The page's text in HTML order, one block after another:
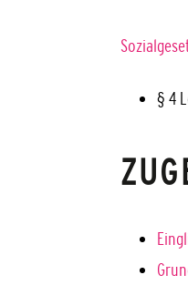
§ 4